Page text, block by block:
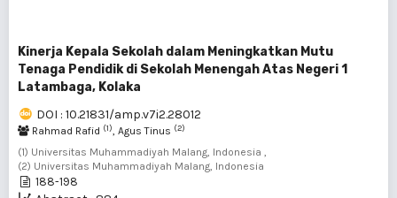
Kinerja Kepala Sekolah dalam Meningkatkan Mutu
Tenaga Pendidik di Sekolah Menengah Atas Negeri 1
Latambaga, Kolaka
DOI : 10.21831/amp.v7i2.28012
Rahmad Rafid (1), Agus Tinus (2)
(1) Universitas Muhammadiyah Malang, Indonesia ,
(2) Universitas Muhammadiyah Malang, Indonesia
188-198